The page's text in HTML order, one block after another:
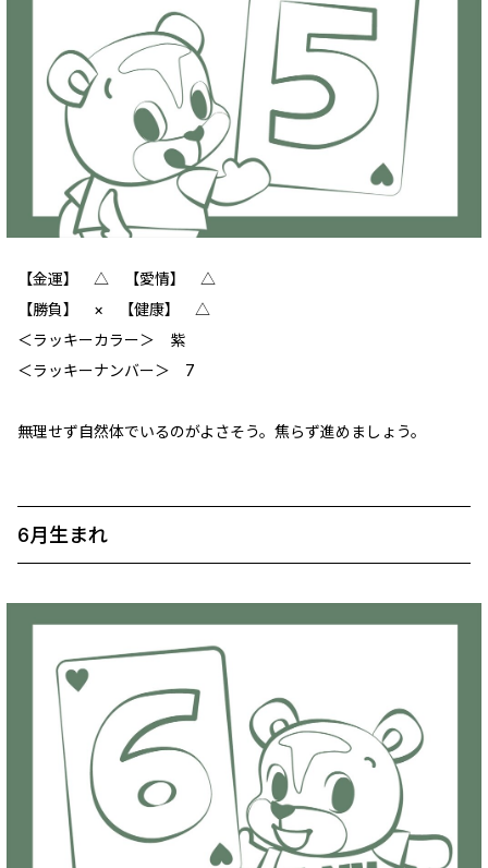
【金運】 △ 【愛情】 △
【勝負】 × 【健康】 △
＜ラッキーカラー＞ 紫
＜ラッキーナンバー＞ 7
無理せず自然体でいるのがよさそう。焦らず進めましょう。
6月生まれ